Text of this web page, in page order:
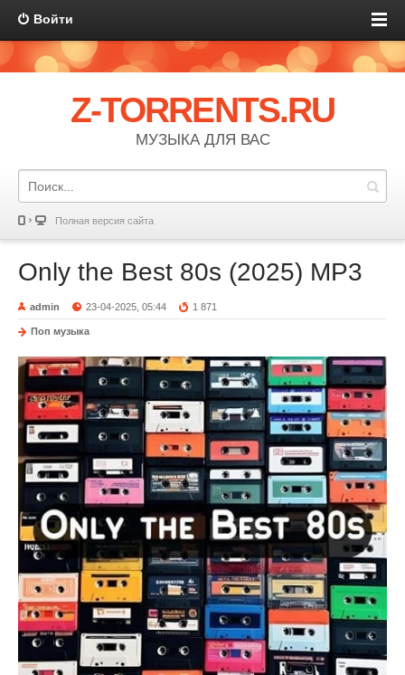
Войти
Z-TORRENTS.RU
МУЗЫКА ДЛЯ ВАС
Полная версия сайта
Only the Best 80s (2025) MP3
admin 23-04-2025, 05:44 1 871
Поп музыка